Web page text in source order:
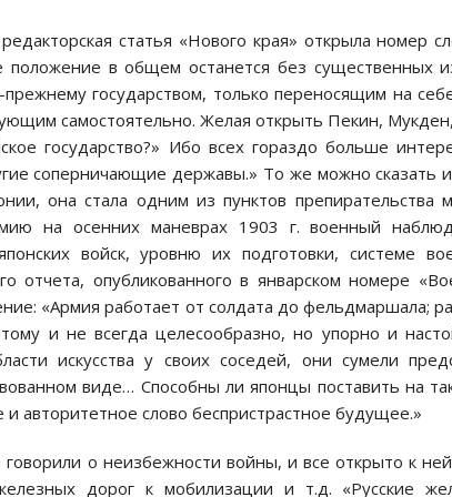
статья «Нового края» открыла номер
положение в общем останется без существенных
прежнему государством, только переносящим на
самостоятельно. Желая открыть Пекин,
государство?» Ибо всех гораздо больше
соперничающие державы.» То же можно сказать
она стала одним из пунктов препирательства
на осенних маневрах 1903 г. военный
войск, уровню их подготовки, системе
отчета, опубликованного в январском номере
«Армия работает от солдата до фельдмаршала;
и не всегда целесообразно, но упорно и
искусства у своих соседей, они сумели
виде… Способны ли японцы поставить на
авторитетное слово беспристрастное будущее.»
о неизбежности войны, и все открыто к
дорог к мобилизации и т.д. «Русские